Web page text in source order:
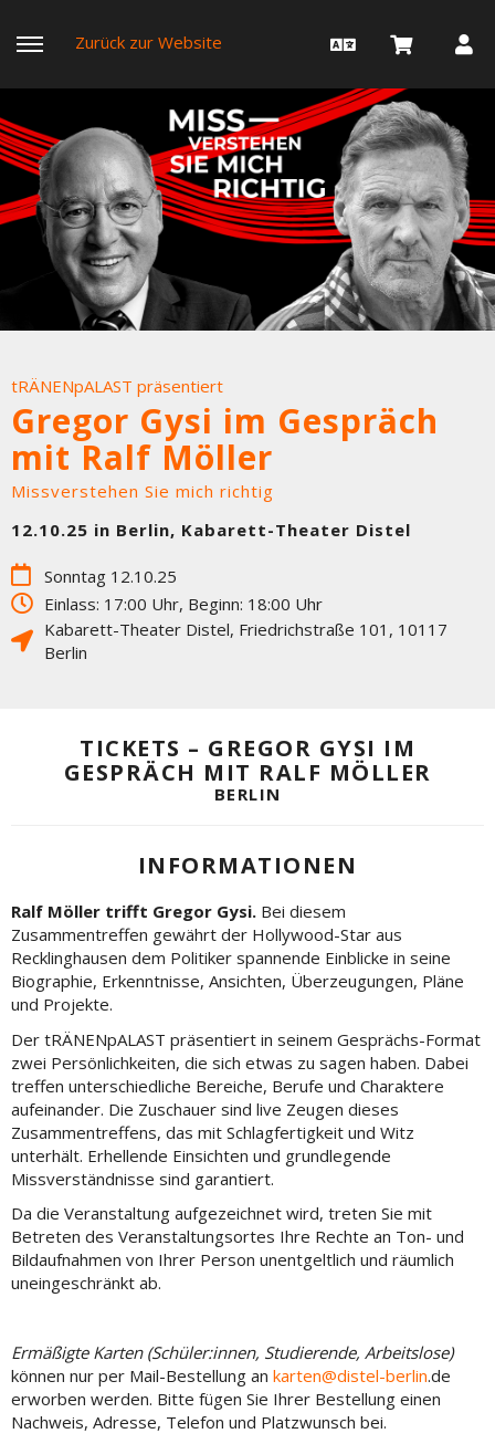
Zurück zur Website
tRÄNENpALAST präsentiert
Gregor Gysi im Gespräch
mit Ralf Möller
Missverstehen Sie mich richtig
12.10.25 in Berlin, Kabarett-Theater Distel
Sonntag 12.10.25
Einlass: 17:00 Uhr, Beginn: 18:00 Uhr
Kabarett-Theater Distel, Friedrichstraße 101 , 10117
Berlin
TICKETS – GREGOR GYSI IM
GESPRÄCH MIT RALF MÖLLER
BERLIN
INFORMATIONEN
Ralf Möller trifft Gregor Gysi. Bei diesem
Zusammentreffen gewährt der Hollywood-Star aus
Recklinghausen dem Politiker spannende Einblicke in seine
Biographie, Erkenntnisse, Ansichten, Überzeugungen, Pläne
und Projekte.
Der tRÄNENpALAST präsentiert in seinem Gesprächs-Format
zwei Persönlichkeiten, die sich etwas zu sagen haben. Dabei
treffen unterschiedliche Bereiche, Berufe und Charaktere
aufeinander. Die Zuschauer sind live Zeugen dieses
Zusammentreffens, das mit Schlagfertigkeit und Witz
unterhält. Erhellende Einsichten und grundlegende
Missverständnisse sind garantiert.
Da die Veranstaltung aufgezeichnet wird, treten Sie mit
Betreten des Veranstaltungsortes Ihre Rechte an Ton- und
Bildaufnahmen von Ihrer Person unentgeltlich und räumlich
uneingeschränkt ab.
Ermäßigte Karten (Schüler:innen, Studierende, Arbeitslose)
können nur per Mail-Bestellung an karten@distel-berlin.de
erworben werden. Bitte fügen Sie Ihrer Bestellung einen
Nachweis, Adresse, Telefon und Platzwunsch bei.